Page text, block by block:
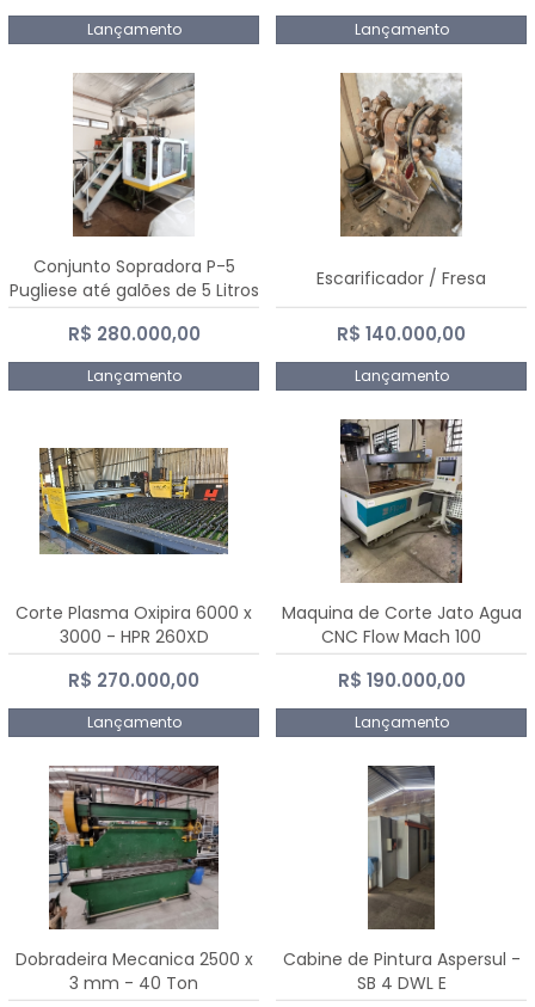
Lançamento Lançamento
Conjunto Sopradora P-5
Pugliese até galões de 5 Litros
R$ 280.000,00
Lançamento
Escarificador / Fresa
R$ 140.000,00
Lançamento
Corte Plasma Oxipira 6000 x
3000 - HPR 260XD
R$ 270.000,00
Lançamento
Maquina de Corte Jato Agua
CNC Flow Mach 100
R$ 190.000,00
Lançamento
Dobradeira Mecanica 2500 x
3 mm - 40 Ton
Cabine de Pintura Aspersul -
SB 4 DWL E